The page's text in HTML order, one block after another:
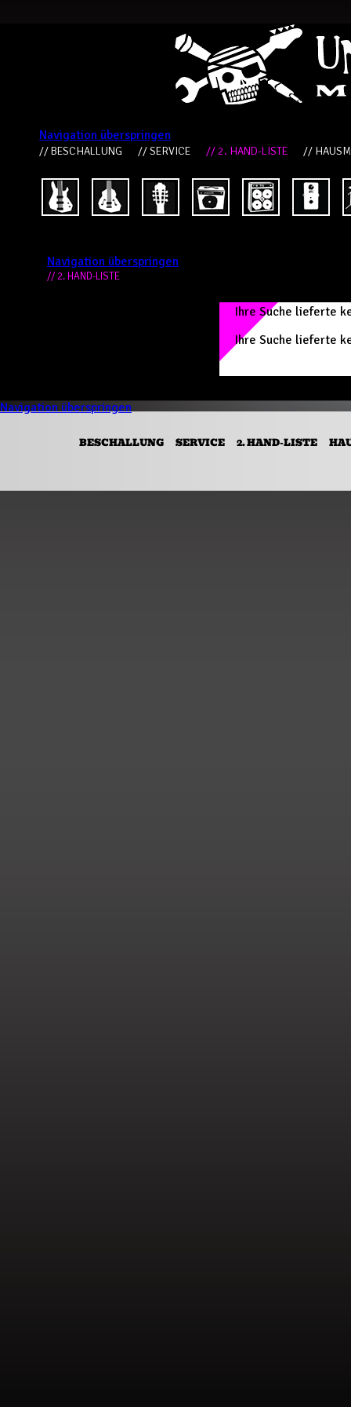
Navigation überspringen
// BESCHALLUNG // SERVICE // 2. HAND-LISTE //
Navigation überspringen
// 2. HAND-LISTE
Ihre Suche lieferte
Ihre Suche lieferte
Navigation überspringen
BESCHALLUNG SERVICE 2. HAND-LISTE